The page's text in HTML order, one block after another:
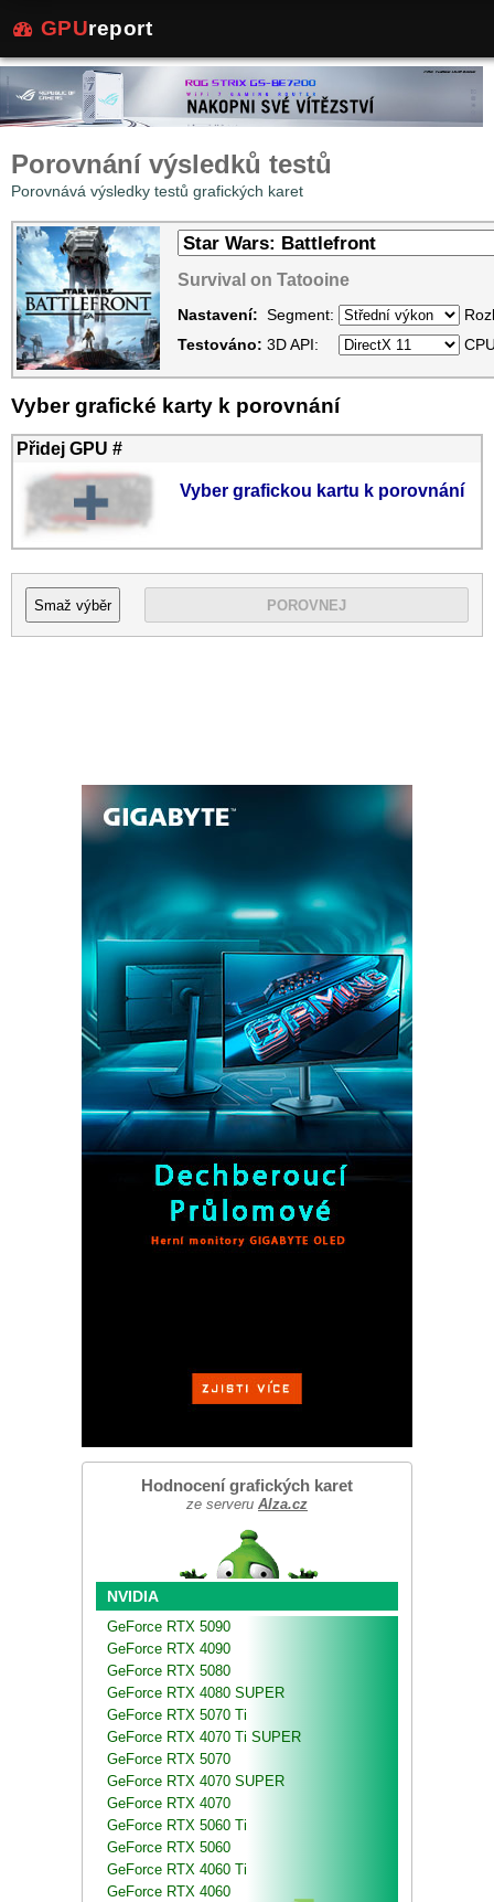
GPUreport
Porovnání výsledků testů
Porovnává výsledky testů grafických karet
Survival on Tatooine
Nastavení: Segment:
Testováno: 3D API:
Vyber grafické karty k porovnání
Přidej GPU #
Vyber grafickou kartu k porovnání
Hodnocení grafických karet
ze serveru Alza.cz
NVIDIA
GeForce RTX 5090
GeForce RTX 4090
GeForce RTX 5080
GeForce RTX 4080 SUPER
GeForce RTX 5070 Ti
GeForce RTX 4070 Ti SUPER
GeForce RTX 5070
GeForce RTX 4070 SUPER
GeForce RTX 4070
GeForce RTX 5060 Ti
GeForce RTX 5060
GeForce RTX 4060 Ti
GeForce RTX 4060